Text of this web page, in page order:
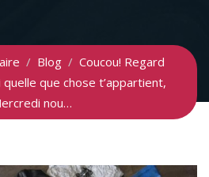
/ Blog / Coucou! Regard
que chose t’appartient,
nou…